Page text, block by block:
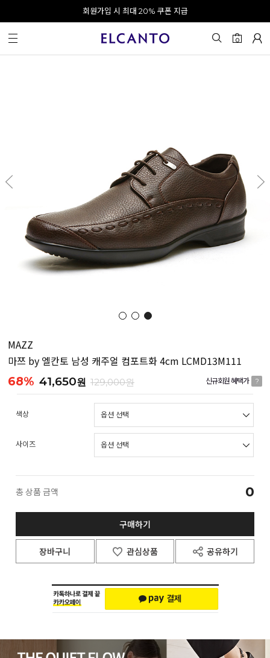
오전 10시 이전 결제 완료 시 오늘 출발!
회원가입 시 최대 20% 쿠폰 지급
0
MAZZ
마쯔 by 엘칸토 남성 캐주얼 컴포트화 4cm LCMD13M111
68% 41,650원 129,000원 신규회원 혜택가 ?
색상
사이즈
총 상품 금액 0
구매하기
장바구니 관심상품 공유하기